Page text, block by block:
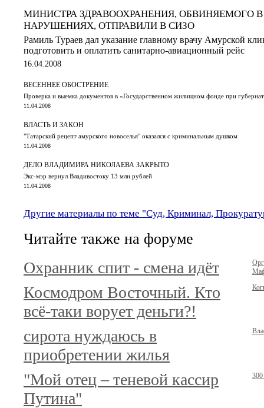
МИНИСТРА ЗДРАВООХРАНЕНИЯ, ОБВИНЯЕМОГО
НАРУШЕНИЯХ, ОТПРАВИЛИ В СИЗО
Рамиль Тураев дал указание главному врачу Амурской
подготовить и оплатить санитарно-авиационный рейс
16.04.2008
ВЕСЕННЕЕ ОБОСТРЕНИЕ
Проверка и выемка документов в «Государственном жилищном фонде при
11.04.2008
ВЛАСТЬ И ЗАКОН
"Татарский рецепт амурского новоселья" оказался с криминальным душком
11.04.2008
ДЕЛО ВЛАДИМИРА НИКОЛАЕВА ЗАКРЫТО
Экс-мэр вернул Владивостоку 13 млн рублей
11.04.2008
Другие материалы по теме "Суд, Криминал,
Читайте также на форуме
Охранник спит - смена идёт
Космодром Восточный. Кто
всё-таки ворует деньги?!
сирота нуждаюсь в
приобретении жилья
"Мой отец – теневой кассир
Путина"
300